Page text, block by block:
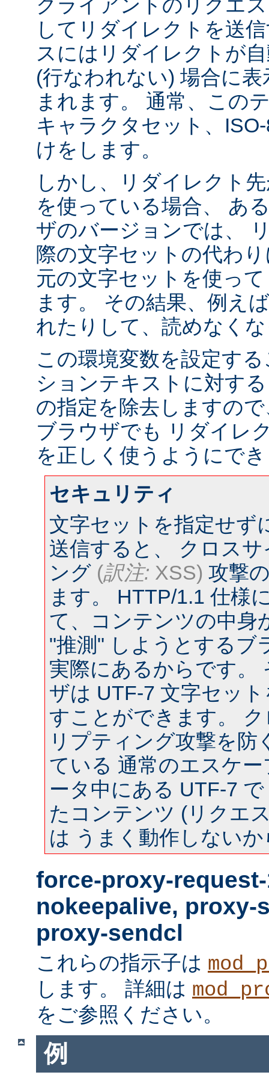
クライアントのリクエ
してリダイレクトを送
スにはリダイレクトが
(行なわれない) 場合に
まれます。 通常、この
キャラクタセット、
けをします。
しかし、リダイレクト
を使っている場合、 あ
ザのバージョンでは、
際の文字セットの代わ
元の文字セットを使っ
ます。 その結果、例え
れたりして、読めなく
この環境変数を設定す
ションテキストに対す
の指定を除去しますの
ブラウザでも リダイレ
を正しく使うようにで
セキュリティ
文字セットを指定せず
送信すると、 クロス
ング (訳注: XSS) 攻撃
ます。 HTTP/1.1 仕様
て、コンテンツの中身
"推測" しようとするブ
実際にあるからです。
ザは UTF-7 文字セッ
すことができます。
リプティング攻撃を防
ている 通常のエスケ
ータ中にある UTF-7
たコンテンツ (リクエ
は うまく動作しない
force-proxy-
nokeepalive, proxy-
proxy-sendcl
これらの指示子は
します。 詳細は
をご参照ください。
例